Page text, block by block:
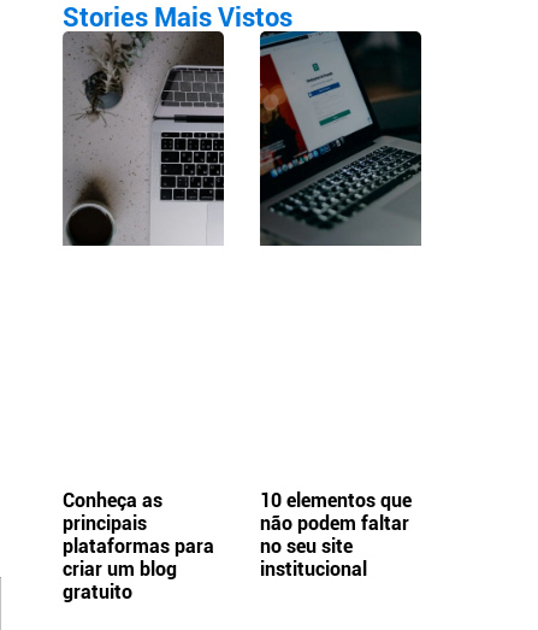
Stories Mais Vistos
Conheça as
principais
plataformas para
criar um blog
gratuito
10 elementos que
não podem faltar
no seu site
institucional